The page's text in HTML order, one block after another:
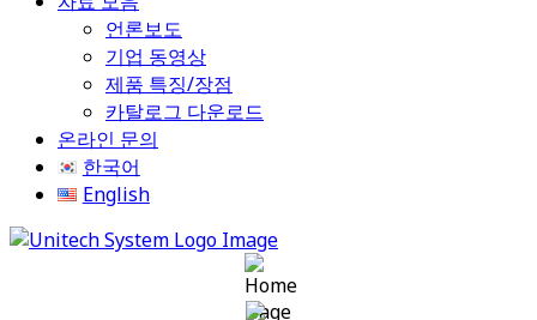
언론보도
기업 동영상
제품 특징/장점
카탈로그 다운로드
온라인 문의
한국어
English